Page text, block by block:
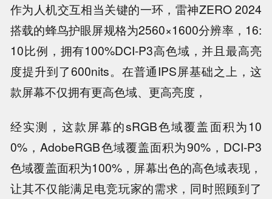
作为人机交互相当关键的一环，雷神ZERO 2024
搭载的蜂鸟护眼屏规格为2560×1600分辨率，16:
10比例，拥有100%DCI-P3高色域，并且最高亮
度提升到了600nits。在普通IPS屏基础之上，这
款屏幕不仅拥有更高色域、更高亮度，
经实测，这款屏幕的sRGB色域覆盖面积为10
0%，AdobeRGB色域覆盖面积为90%，DCI-P3
色域覆盖面积为100%，屏幕出色的高色域表现，
让其不仅能满足电竞玩家的需求，同时照顾到了